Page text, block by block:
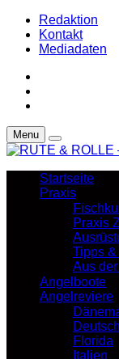
Redaktion
Kontakt
Mediadaten
Menu
Startseite
Praxis
Praxis
Tipps
Aus
Angelboote
Angelreviere
Florida
Italien